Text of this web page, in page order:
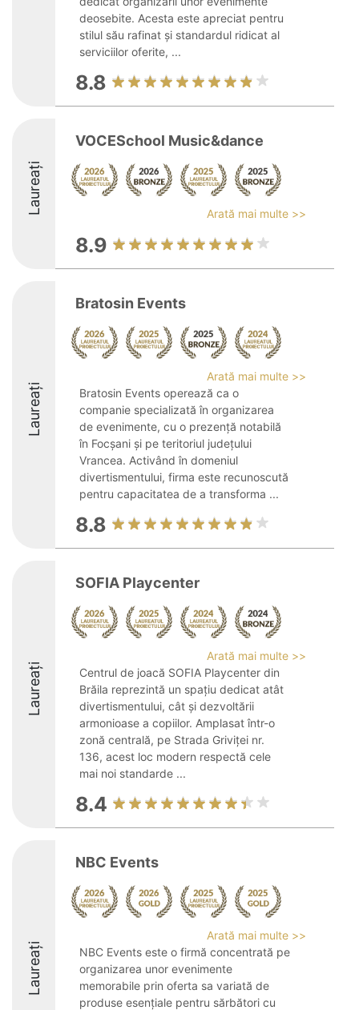
deosebite. Acesta este apreciat pentru
stilul său rafinat și standardul ridicat al
serviciilor oferite, ...
8.8
Laureați
VOCESchool Music&dance
Arată mai multe >>
8.9
Laureați
Bratosin Events
Arată mai multe >>
Bratosin Events operează ca o
companie specializată în organizarea
de evenimente, cu o prezență notabilă
în Focșani și pe teritoriul județului
Vrancea. Activând în domeniul
divertismentului, firma este recunoscută
pentru capacitatea de a transforma ...
8.8
Laureați
SOFIA Playcenter
Arată mai multe >>
Centrul de joacă SOFIA Playcenter din
Brăila reprezintă un spațiu dedicat atât
divertismentului, cât și dezvoltării
armonioase a copiilor. Amplasat într-o
zonă centrală, pe Strada Griviței nr.
136, acest loc modern respectă cele
mai noi standarde ...
8.4
Laureați
NBC Events
Arată mai multe >>
NBC Events este o firmă concentrată pe
organizarea unor evenimente
memorabile prin oferta sa variată de
produse esențiale pentru sărbători cu